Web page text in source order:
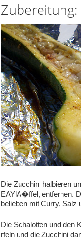
Zubereitung:
Die Zucchini halbieren
EAYlA�ffel, entfernen.
belieben mit Curry, Salz
Die Schalotten und den
rfeln und die Zucchini